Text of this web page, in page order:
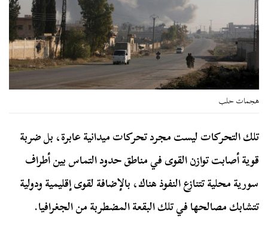
هجمات حلب
تلك التحركات ليست مجرد تحركات ميدانية عابرة، بل ضربة
قوية أصابت توازن القوى في مناطق حدود التماس بين أطراف
سورية محلية تتنازع النفوذ هناك، بالإضافة لقوى إقليمية ودولية
تتشابك مصالحها في تلك البقعة المضطربة من الجغرافيا.